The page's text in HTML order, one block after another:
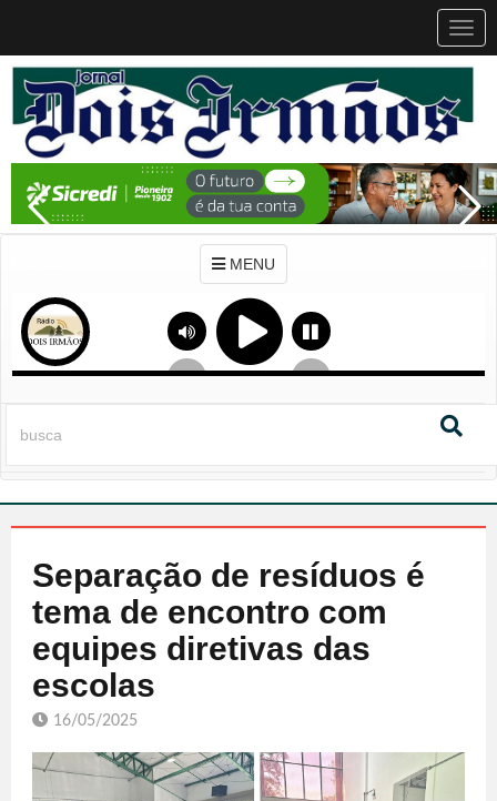
MENU
Separação de resíduos é
tema de encontro com
equipes diretivas das
escolas
16/05/2025